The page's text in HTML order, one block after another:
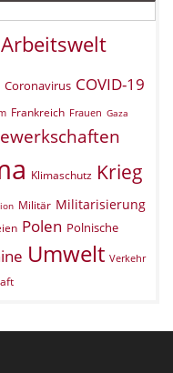
Arbeitswelt
Coronavirus COVID-19
Frankreich Frauen Gaza
Klimaschutz Krieg
Militär Militarisierung
Polen Polnische
Umwelt Verkehr